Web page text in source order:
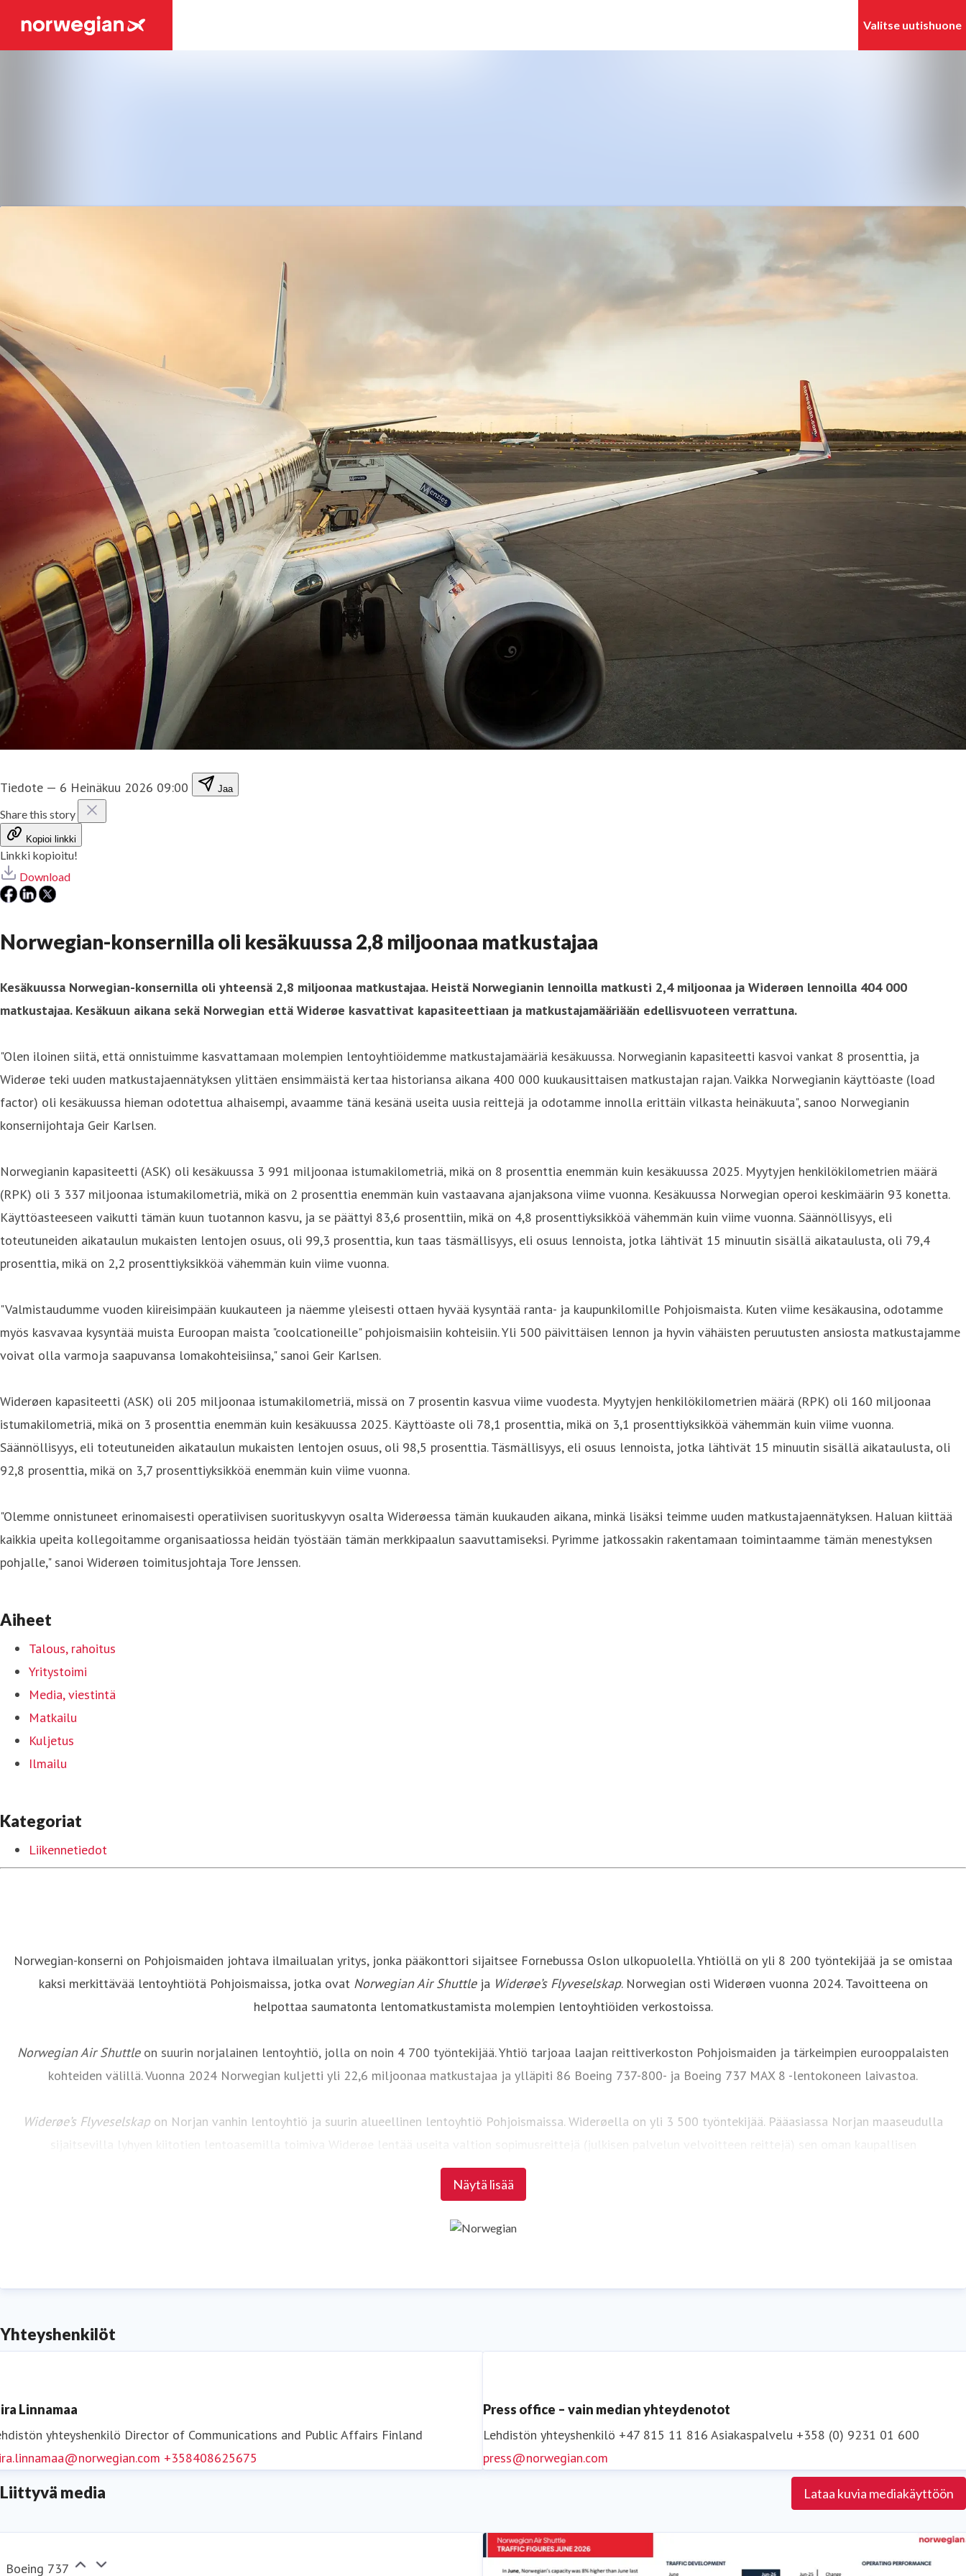
Tiedote — 6 Heinäkuu 2026 09:00 Jaa
Share this story
Kopioi linkki
Linkki kopioitu!
Download
Norwegian-konsernilla oli kesäkuussa 2,8 miljoonaa matkustajaa
Kesäkuussa Norwegian-konsernilla oli yhteensä 2,8 miljoonaa matkustajaa. Heistä Norwegianin lennoilla matkusti 2,4 miljoonaa ja Widerøen lennoilla 404 000
matkustajaa. Kesäkuun aikana sekä Norwegian että Widerøe kasvattivat kapasiteettiaan ja matkustajamääriään edellisvuoteen verrattuna.
"Olen iloinen siitä, että onnistuimme kasvattamaan molempien lentoyhtiöidemme matkustajamääriä kesäkuussa. Norwegianin kapasiteetti kasvoi vankat 8 prosenttia, ja
Widerøe teki uuden matkustajaennätyksen ylittäen ensimmäistä kertaa historiansa aikana 400 000 kuukausittaisen matkustajan rajan. Vaikka Norwegianin käyttöaste (load
factor) oli kesäkuussa hieman odotettua alhaisempi, avaamme tänä kesänä useita uusia reittejä ja odotamme innolla erittäin vilkasta heinäkuuta", sanoo Norwegianin
konsernijohtaja Geir Karlsen.
Norwegianin kapasiteetti (ASK) oli kesäkuussa 3 991 miljoonaa istumakilometriä, mikä on 8 prosenttia enemmän kuin kesäkuussa 2025. Myytyjen henkilökilometrien määrä
(RPK) oli 3 337 miljoonaa istumakilometriä, mikä on 2 prosenttia enemmän kuin vastaavana ajanjaksona viime vuonna. Kesäkuussa Norwegian operoi keskimäärin 93 konetta.
Käyttöasteeseen vaikutti tämän kuun tuotannon kasvu, ja se päättyi 83,6 prosenttiin, mikä on 4,8 prosenttiyksikköä vähemmän kuin viime vuonna. Säännöllisyys, eli
toteutuneiden aikataulun mukaisten lentojen osuus, oli 99,3 prosenttia, kun taas täsmällisyys, eli osuus lennoista, jotka lähtivät 15 minuutin sisällä aikataulusta, oli 79,4
prosenttia, mikä on 2,2 prosenttiyksikköä vähemmän kuin viime vuonna.
"Valmistaudumme vuoden kiireisimpään kuukauteen ja näemme yleisesti ottaen hyvää kysyntää ranta- ja kaupunkilomille Pohjoismaista. Kuten viime kesäkausina, odotamme
myös kasvavaa kysyntää muista Euroopan maista "coolcationeille" pohjoismaisiin kohteisiin. Yli 500 päivittäisen lennon ja hyvin vähäisten peruutusten ansiosta matkustajamme
voivat olla varmoja saapuvansa lomakohteisiinsa," sanoi Geir Karlsen.
Widerøen kapasiteetti (ASK) oli 205 miljoonaa istumakilometriä, missä on 7 prosentin kasvua viime vuodesta. Myytyjen henkilökilometrien määrä (RPK) oli 160 miljoonaa
istumakilometriä, mikä on 3 prosenttia enemmän kuin kesäkuussa 2025. Käyttöaste oli 78,1 prosenttia, mikä on 3,1 prosenttiyksikköä vähemmän kuin viime vuonna.
Säännöllisyys, eli toteutuneiden aikataulun mukaisten lentojen osuus, oli 98,5 prosenttia. Täsmällisyys, eli osuus lennoista, jotka lähtivät 15 minuutin sisällä aikataulusta, oli
92,8 prosenttia, mikä on 3,7 prosenttiyksikköä enemmän kuin viime vuonna.
"Olemme onnistuneet erinomaisesti operatiivisen suorituskyvyn osalta Widerøessa tämän kuukauden aikana, minkä lisäksi teimme uuden matkustajaennätyksen. Haluan kiittää
kaikkia upeita kollegoitamme organisaatiossa heidän työstään tämän merkkipaalun saavuttamiseksi. Pyrimme jatkossakin rakentamaan toimintaamme tämän menestyksen
pohjalle," sanoi Widerøen toimitusjohtaja Tore Jenssen.
Aiheet
Talous, rahoitus
Yritystoimi
Media, viestintä
Matkailu
Kuljetus
Ilmailu
Kategoriat
Liikennetiedot
Norwegian-konserni on Pohjoismaiden johtava ilmailualan yritys, jonka pääkonttori sijaitsee Fornebussa Oslon ulkopuolella. Yhtiöllä on yli 8 200 työntekijää ja se omistaa
kaksi merkittävää lentoyhtiötä Pohjoismaissa, jotka ovat Norwegian Air Shuttleja Widerøe’s Flyveselskap. Norwegian osti Widerøen vuonna 2024. Tavoitteena on
helpottaa saumatonta lentomatkustamista molempien lentoyhtiöiden verkostoissa.
Norwegian Air Shuttleon suurin norjalainen lentoyhtiö, jolla on noin 4 700 työntekijää. Yhtiö tarjoaa laajan reittiverkoston Pohjoismaiden ja tärkeimpien eurooppalaisten
kohteiden välillä. Vuonna 2024 Norwegian kuljetti yli 22,6 miljoonaa matkustajaa ja ylläpiti 86 Boeing 737-800- ja Boeing 737 MAX 8 -lentokoneen laivastoa.
Widerøe’s Flyveselskap on Norjan vanhin lentoyhtiö ja suurin alueellinen lentoyhtiö Pohjoismaissa. Widerøella on yli 3 500 työntekijää. Pääasiassa Norjan maaseudulla
sijaitsevilla lyhyen kiitotien lentoasemilla toimiva Widerøe lentää useita valtion sopimusreittejä (julkisen palvelun velvoitteen reittejä) sen oman kaupallisen
lentoverkoston lisäksi. Vuonna 2024 lentoyhtiöllä oli 3,8 miljoonaa matkustajaa ja 49 lentokoneen laivasto, jossa oli 46 Bombardier Dash 8 -konetta ja kolme Embraer
tarjoaa maahuolintapalveluja 41 lentoasemalla Norjassa.
Norwegian-konsernin keskeinen painopistealue on kestävyys ja yhtiö on sitoutunut vähentämään merkittävästi toimintojensa hiilidioksidipäästöjä. Lukuisista aloitteista
Näytä lisää
Yhteyshenkilöt
Linnamaa
yhteyshenkilö Director of Communications and Public Affairs Finland
+358408625675
Press office – vain median yhteydenotot
Lehdistön yhteyshenkilö +47 815 11 816 Asiakaspalvelu +358 (0) 9231 01 600
press@norwegian.com
Liittyvä media Lataa kuvia mediakäyttöön
Boeing 737